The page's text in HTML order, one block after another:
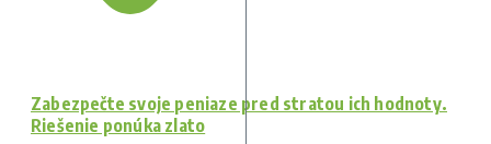
Zabezpečte svoje peniaze pred stratou ich hodnoty.
Riešenie ponúka zlato